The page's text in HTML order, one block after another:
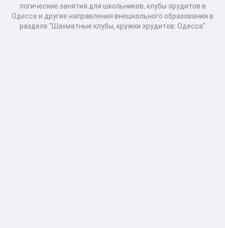
логические занятия для школьников, клубы эрудитов в
Одессе и другие направления внешкольного образования в
разделе "Шахматные клубы, кружки эрудитов: Одесса"